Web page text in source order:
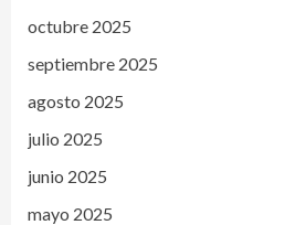
octubre 2025
septiembre 2025
agosto 2025
julio 2025
junio 2025
mayo 2025